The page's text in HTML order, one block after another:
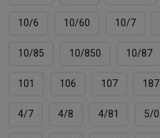
10/6 10/60 10/7
10/85 10/850 10/87
101 106 107 187
4/7 4/8 4/81 5/0